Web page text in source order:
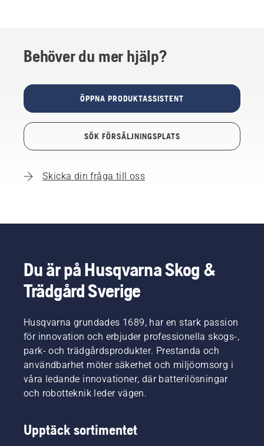
Behöver du mer hjälp?
ÖPPNA PRODUKTASSISTENT
SÖK FÖRSÄLJNINGSPLATS
Skicka din fråga till oss
Du är på Husqvarna Skog &
Trädgård Sverige
Husqvarna grundades 1689, har en stark passion
för innovation och erbjuder professionella skogs-,
park- och trädgårdsprodukter. Prestanda och
användbarhet möter säkerhet och miljöomsorg i
våra ledande innovationer, där batterilösningar
och robotteknik leder vägen.
Upptäck sortimentet